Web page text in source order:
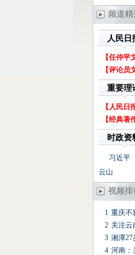
频道精
人民日
【任仲平
【评论员
重要理
【人民日
【经典著
时政资
习近平
云山
视频排
1 重庆不
2 关注
3 湘潭
4 河南